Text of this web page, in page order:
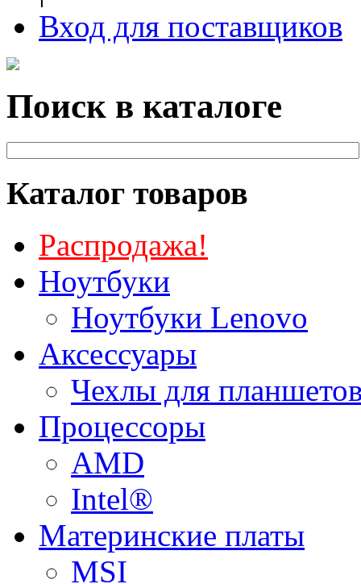
Вход для поставщиков
Поиск в каталоге
Каталог товаров
Распродажа!
Ноутбуки
Ноутбуки Lenovo
Аксессуары
Чехлы для
Процессоры
AMD
Intel®
Материнские платы
MSI